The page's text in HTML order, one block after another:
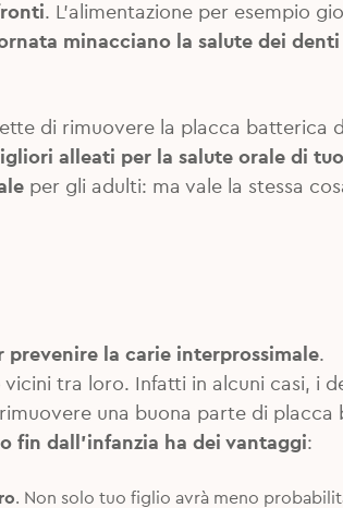
. L’alimentazione per esempio
minacciano la salute dei
di rimuovere la placca batterica
alleati per la salute orale di
per gli adulti: ma vale la stessa
prevenire la carie interprossimale.
tra loro. Infatti in alcuni casi, i
una buona parte di placca
fin dall’infanzia ha dei vantaggi:
. Non solo tuo figlio avrà meno